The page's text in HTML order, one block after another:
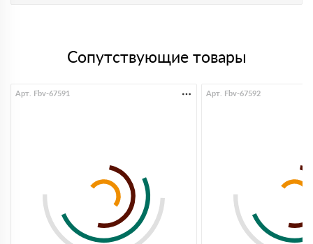
Сопутствующие товары
Арт. Fbv-67591 Арт. Fbv-67592